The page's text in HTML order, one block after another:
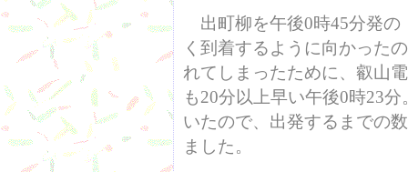
出町柳を午後0時45分発の
く到着するように向かった
れてしまったために、叡山
も20分以上早い午後0時23
いたので、出発するまでの
ました。